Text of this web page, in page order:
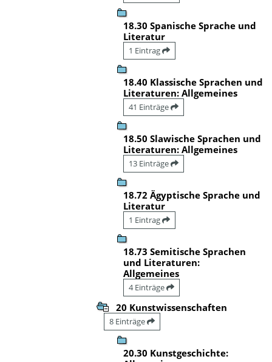
18.30 Spanische Sprache und
Literatur
1 Eintrag
18.40 Klassische Sprachen und
Literaturen: Allgemeines
41 Einträge
18.50 Slawische Sprachen und
Literaturen: Allgemeines
13 Einträge
18.72 Ägyptische Sprache und
Literatur
1 Eintrag
18.73 Semitische Sprachen
und Literaturen:
Allgemeines
4 Einträge
20 Kunstwissenschaften
8 Einträge
20.30 Kunstgeschichte: